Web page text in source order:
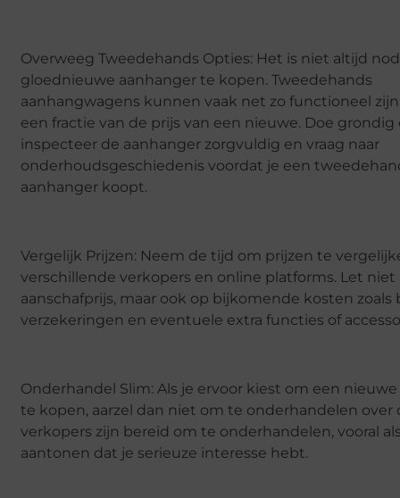
Overweeg Tweedehands Opties: Het is niet altijd
gloednieuwe aanhanger te kopen. Tweedehands
aanhangwagens kunnen vaak net zo functioneel
een fractie van de prijs van een nieuwe. Doe grondig
inspecteer de aanhanger zorgvuldig en vraag naar
onderhoudsgeschiedenis voordat je een
aanhanger koopt.
Vergelijk Prijzen: Neem de tijd om prijzen te
verschillende verkopers en online platforms. Let niet
aanschafprijs, maar ook op bijkomende kosten zoals
verzekeringen en eventuele extra functies of
Onderhandel Slim: Als je ervoor kiest om een
te kopen, aarzel dan niet om te onderhandelen over
verkopers zijn bereid om te onderhandelen, vooral
aantonen dat je serieuze interesse hebt.